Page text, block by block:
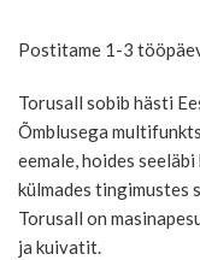
Postitame 1-3
Torusall sobib hästi
Õmblusega
eemale, hoides
külmades tingimustes
Torusall on
ja kuivatit.